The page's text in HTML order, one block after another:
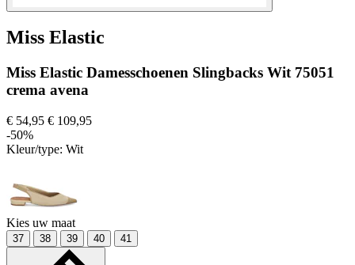
Miss Elastic
Miss Elastic Damesschoenen Slingbacks Wit 75051
crema avena
€ 54,95 € 109,95
-50%
Kleur/type: Wit
Kies uw maat
37 38 39 40 41